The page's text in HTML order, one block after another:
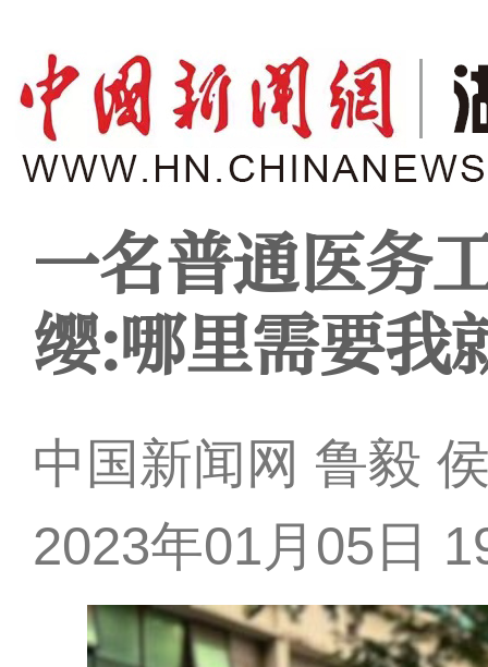
一名普通医务
缨:哪里需要我
中国新闻网 鲁毅
2023年01月05日